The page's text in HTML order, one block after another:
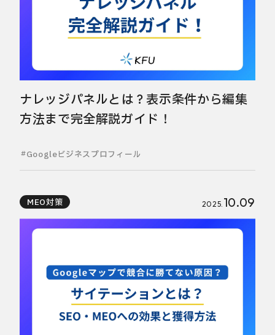
ナレッジパネルとは？表示条件から編集
方法まで完全解説ガイド！
Googleビジネスプロフィール
MEO対策 2025. 10.09